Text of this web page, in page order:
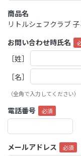
商品名
リトルシェフクラブ
お問い合わせ時氏名
［姓］
［名］
（全角で入力してください）
電話番号
メールアドレス